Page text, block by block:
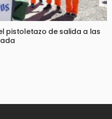
pistoletazo de salida a las